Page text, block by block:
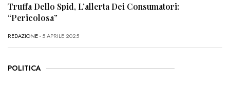
Truffa Dello Spid, L’allerta Dei Consumatori:
“Pericolosa”
REDAZIONE- 5 APRILE 2025
POLITICA